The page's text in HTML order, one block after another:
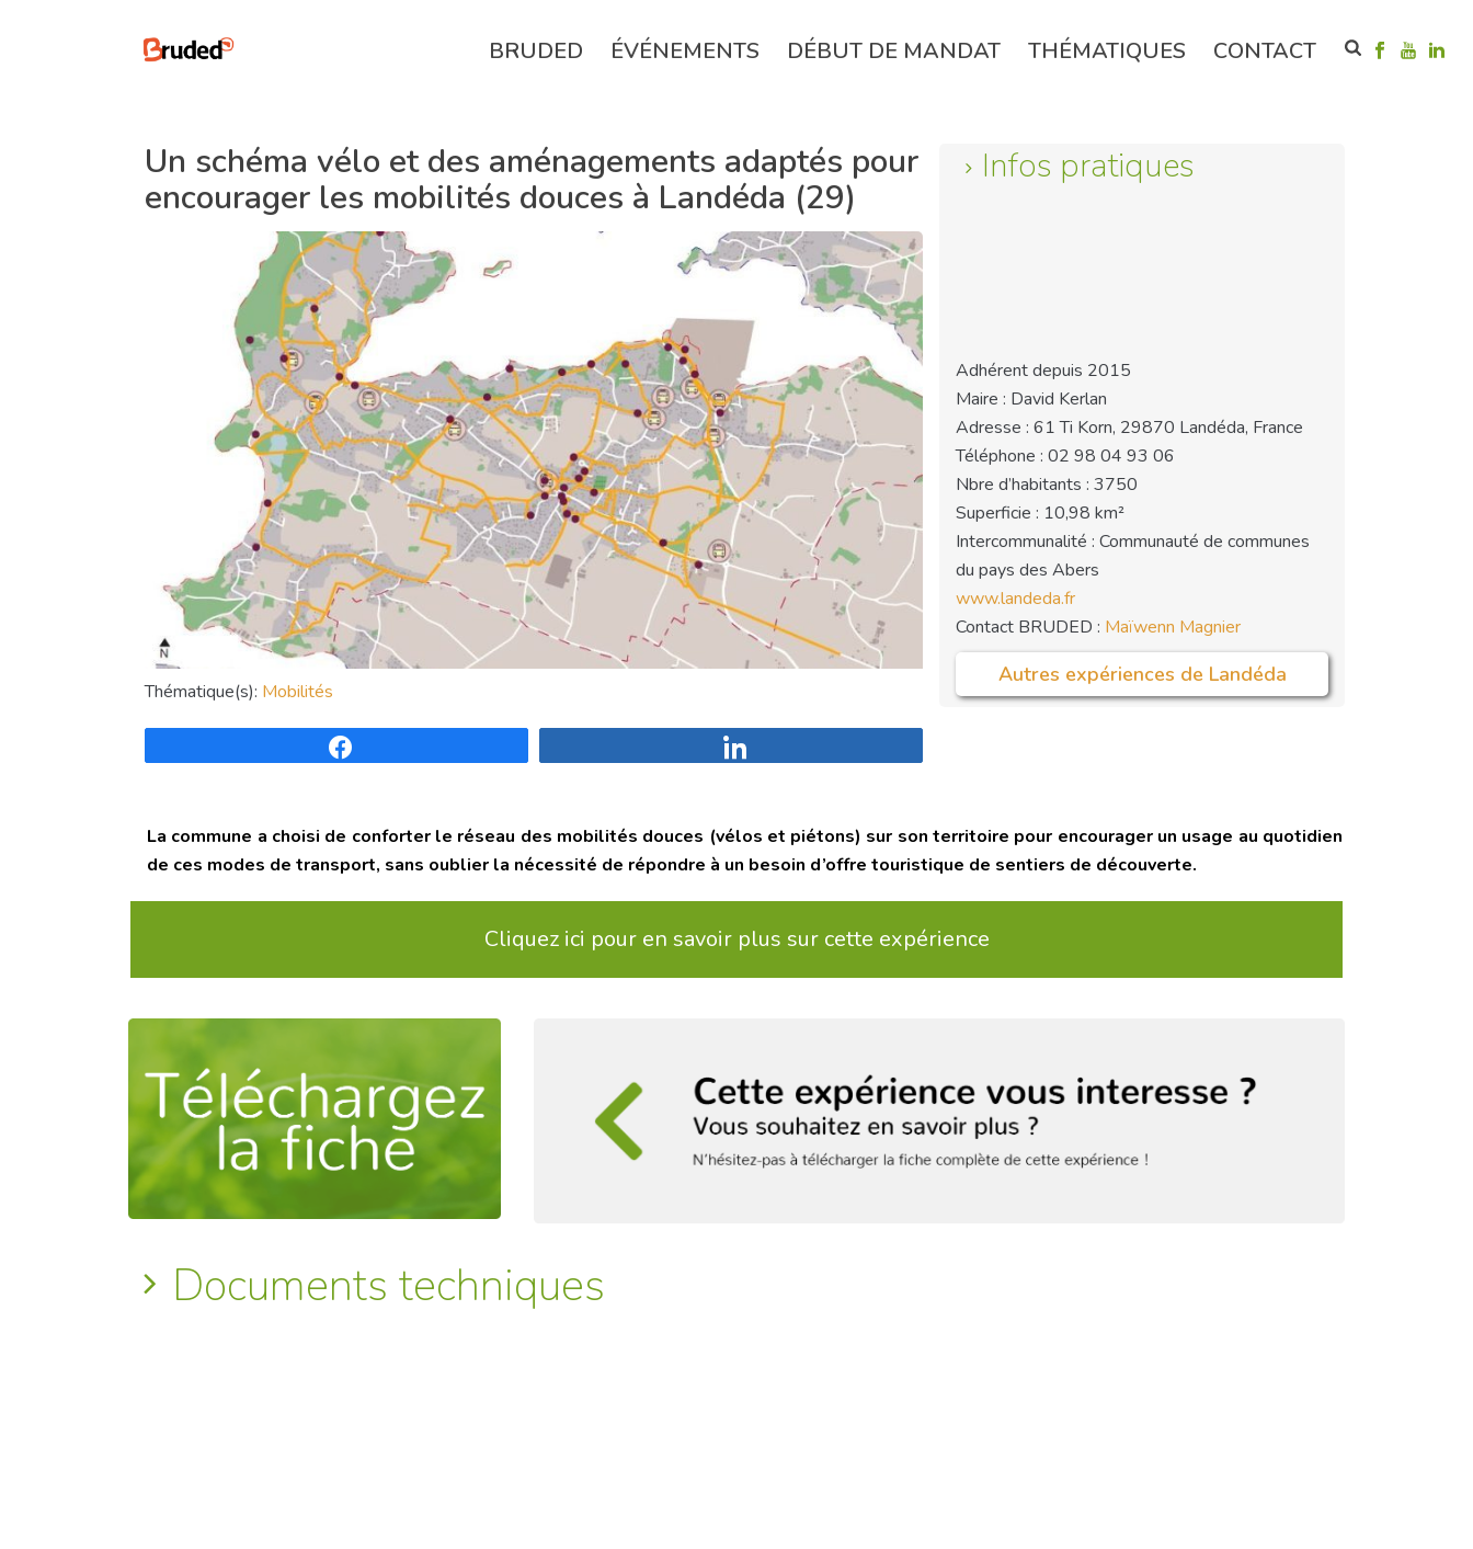
BRUDED ÉVÉNEMENTS DÉBUT DE MANDAT THÉMATIQUES CONTACT
Un schéma vélo et des aménagements adaptés pour
encourager les mobilités douces à Landéda (29)
Thématique(s): Mobilités
Infos pratiques
Adhérent depuis 2015
Maire : David Kerlan
Adresse : 61 Ti Korn, 29870 Landéda, France
Téléphone : 02 98 04 93 06
Nbre d’habitants : 3750
Superficie : 10,98 km²
Intercommunalité : Communauté de communes
du pays des Abers
www.landeda.fr
Contact BRUDED : Maïwenn Magnier
Autres expériences de Landéda
La commune a choisi de conforter le réseau des mobilités douces (vélos et piétons) sur son territoire pour encourager un usage au quotidien
de ces modes de transport, sans oublier la nécessité de répondre à un besoin d’offre touristique de sentiers de découverte.
Cliquez ici pour en savoir plus sur cette expérience
Documents techniques